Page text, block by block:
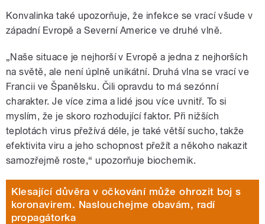
Konvalinka také upozorňuje, že infekce se vrací všude v
západní Evropě a Severní Americe ve druhé vlně.
„Naše situace je nejhorší v Evropě a jedna z nejhorších
na světě, ale není úplně unikátní. Druhá vlna se vrací ve
Francii ve Španělsku. Čili opravdu to má sezónní
charakter. Je více zima a lidé jsou více uvnitř. To si
myslím, že je skoro rozhodující faktor. Při nižších
teplotách virus přežívá déle, je také větší sucho, takže
efektivita viru a jeho schopnost přežít a někoho nakazit
samozřejmě roste,“ upozorňuje biochemik.
Klesající důvěra v očkování může ohrozit boj s
koronavirem. Naslouchejme obavám, radí
propagátorka